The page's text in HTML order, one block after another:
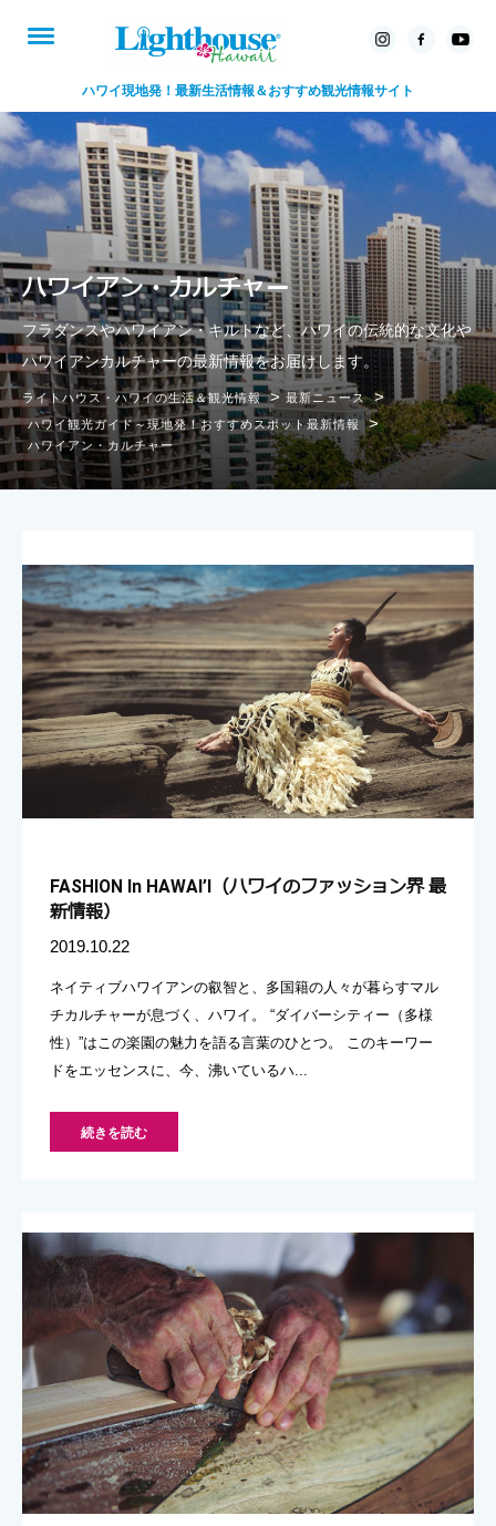
ハワイ現地発！最新生活情報＆おすすめ観光情報サイト
ハワイアン・カルチャー
フラダンスやハワイアン・キルトなど、ハワイの伝統的な文化や
ハワイアンカルチャーの最新情報をお届けします。
ライトハウス・ハワイの生活＆観光情報 > 最新ニュース >
ハワイ観光ガイド～現地発！おすすめスポット最新情報 >
ハワイアン・カルチャー
FASHION In HAWAI’I（ハワイのファッション界 最
新情報）
2019.10.22
ネイティブハワイアンの叡智と、多国籍の人々が暮らすマル
チカルチャーが息づく、ハワイ。 “ダイバーシティー（多様
性）”はこの楽園の魅力を語る言葉のひとつ。 このキーワー
ドをエッセンスに、今、沸いているハ...
続きを読む